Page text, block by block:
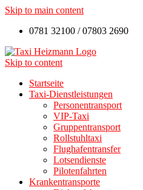
Skip to main content
0781 32100 / 07803 2690
Skip to content
Startseite
Taxi-Dienstleistungen
Personentransport
VIP-Taxi
Gruppentransport
Rollstuhltaxi
Flughafentransfer
Lotsendienste
Pilotenfahrten
Krankentransporte